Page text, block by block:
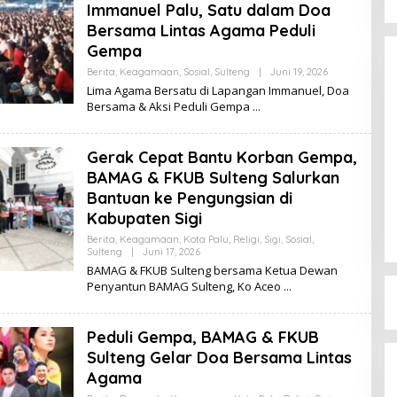
Immanuel Palu, Satu dalam Doa
Bersama Lintas Agama Peduli
Gempa
Berita, Keagamaan, Sosial, Sulteng Juni 19, 2026O
L
E
I
I
Lima Agama Bersatu di Lapangan Immanuel, Doa
Bersama & Aksi Peduli Gempa
Gerak Cepat Bantu Korban Gempa,
BAMAG & FKUB Sulteng Salurkan
Bantuan ke Pengungsian di
Kabupaten Sigi
Berita, Keagamaan, Kota Palu, Religi, Sigi, Sosial,
Sulteng
Juni 17, 2026O
E
H
I
BAMAG & FKUB Sulteng bersama Ketua Dewan
Penyantun BAMAG Sulteng, Ko Aceo
Peduli Gempa, BAMAG & FKUB
Sulteng Gelar Doa Bersama Lintas
Agama
Dinamika Memanas, Enam
Pengurus Inti DPW NasDem
Sulteng Ajukan Mundur, Sekretaris:
Baru Empat yang Tegas
Menyatakan
Di Berita, Politik, Sulteng, Viral